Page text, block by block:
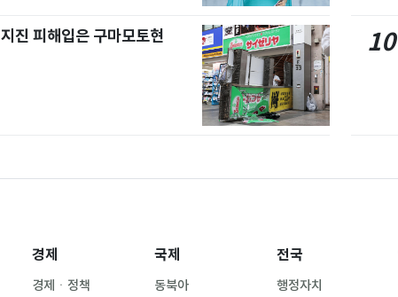
지진 피해입은 구마모토현 10
경제
경제ㆍ정책
국제
동북아
전국
행정자치